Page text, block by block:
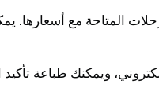
المتاحة مع أسعارها.
ويمكنك طباعة